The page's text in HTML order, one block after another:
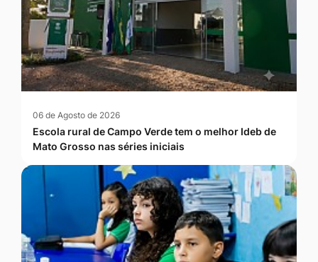
06 de Agosto de 2026
Escola rural de Campo Verde tem o melhor Ideb de
Mato Grosso nas séries iniciais